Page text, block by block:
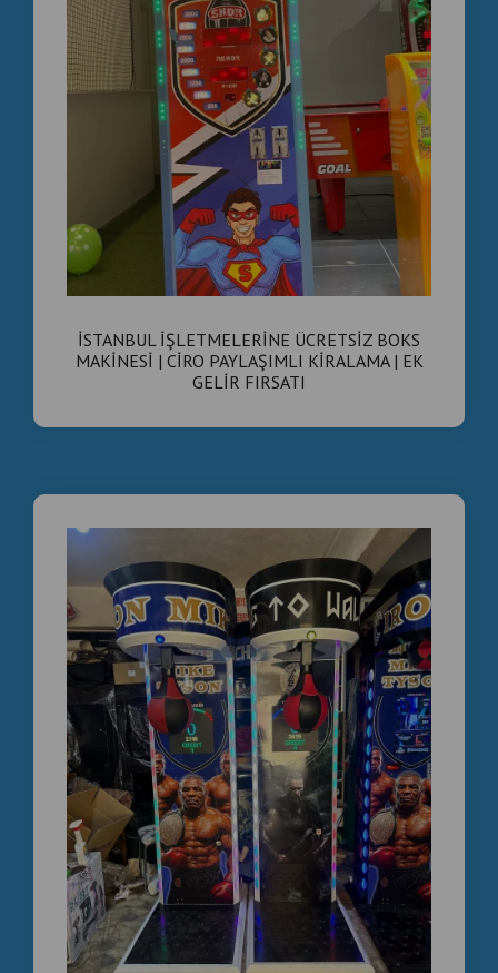
📦 Türkiye Geneli Gönderim
🌍 Yurt Dışı Satış İmkânı
KİMLER TERCİH EDİYOR?
☕ Kafeler
🍹 Nargile Kafeler
🎳 Oyun Salonları
🎯 Eğlence Merkezleri
🏨 Oteller
Bir boks makinesi satın alırken en önemli konu satış
✔ Elektronik kart desteği
✔ Sensör desteği
✔ Yazılım desteği
✔ Skor ekranı desteği
✔ Duman sistemi desteği
✔ Orijinal yedek parça desteği
📲 +90 535 989 04 29
📲 +90 537 718 07 47
#ikinciElBoksMakinesi #dumanEfektliBoksMakinesi
#arcadeboxingmachine #ticariBoksMakinesi
İSTANBUL İŞLETMELERİNE ÜCRETSİZ BOKS
MAKİNESİ | CİRO PAYLAŞIMLI KİRALAMA | EK
GELİR FIRSATI